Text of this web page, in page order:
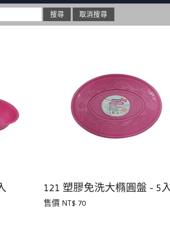
121 塑膠免洗大橢圓盤 - 5
售價 NT$ 70